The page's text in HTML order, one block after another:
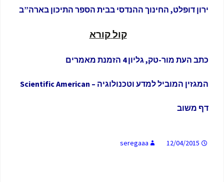
ירון דופלט, החינוך ההנדסי בבית הספר התיכון בארה”ב
קולקורא
כתב העת מור-טק, גליון 4 הזמנת מאמרים
המגזין המוביל למדע וטכנולוגיה – Scientific American
דף משוב
12/04/2015
seregaaa